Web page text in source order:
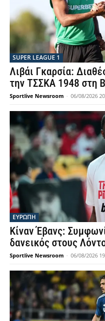
SUPER LEAGUE 1
Λιβάι Γκαρσία:
την ΤΣΣΚΑ 1948 στη
Sportlive Newsroom - 06/08/2026
ΕΥΡΩΠΗ
Κίναν Έβανς:
δανεικός στους
Sportlive Newsroom - 06/08/2026